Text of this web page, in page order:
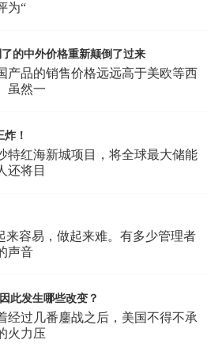
为“
的中外价格重新颠倒了过来
产品的销售价格远远高于美欧等西
虽然一
！
特红海新城项目，将全球最大储能
还将目
来容易，做起来难。有多少管理者
声音
此发生哪些改变？
经过几番鏖战之后，美国不得不承
火力压